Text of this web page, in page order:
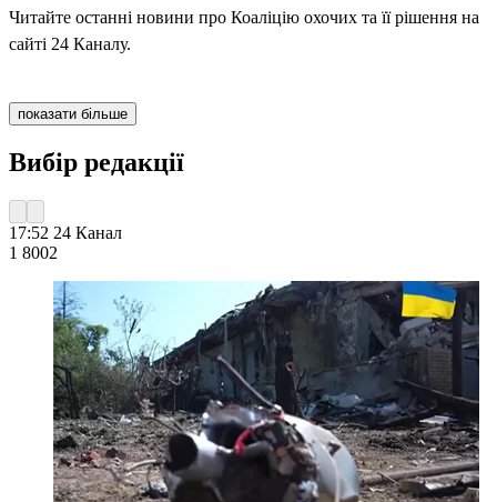
Читайте останні новини про Коаліцію охочих та її рішення на
сайті 24 Каналу.
показати більше
Вибір редакції
17:52 24 Канал
1 8002